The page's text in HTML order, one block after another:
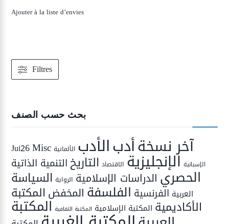
Ajouter à la liste d’envies
Filtres
بحث حسب الصنف
Jui26Misc آخر نسخةأدبالأدب الألمانية
الإسبانية الإنجليزية الاقتصاد التاريخ التنمية الذاتية
الحصري الدراسات الإسلامية الرواية السياسة
العربية الفرنسية الفلسفة المخفض المكتبة
الأكاديمية المكتبة الإسلامية المكتبة الثقافية المكتبة